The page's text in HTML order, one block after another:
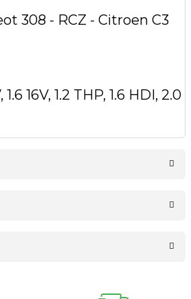
308 - RCZ - Citroen C3
1.6 16V, 1.2 THP, 1.6 HDI, 2.0